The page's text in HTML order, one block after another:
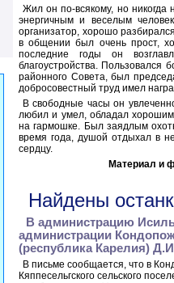
Жил он по-всякому, но
энергичным и веселым
организатор, хорошо
в общении был очень прост,
последние годы он
благоустройства.
районного Совета, был
добросовестный труд имел
В свободные часы он
любил и умел, обладал
на гармошке. Был заядлым
время года, душой отдыхал в
сердцу.
Материал и
Найдены
В администрацию
администрации
(республика Карелия)
В письме сообщается, что в
Кяппесельгского сельского